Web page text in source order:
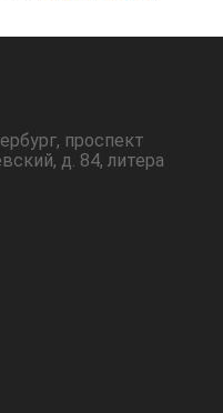
проспект
д. 84, литера